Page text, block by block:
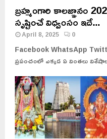
బ్రహ్మంగారి కాలజ్ఞానం
సృష్టించే విధ్వంసం ఇదే...
April 8, 2025 0
Facebook WhatsApp
ప్రపంచంలో ఎక్కడ ఏ వింతలు